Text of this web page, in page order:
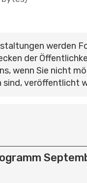
werden
der
wenn Sie nicht
sind, veröffentlicht